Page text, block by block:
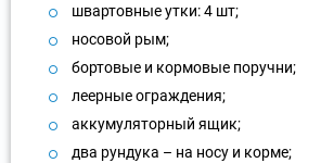
швартовные утки: 4 шт;
носовой рым;
бортовые и кормовые поручни;
леерные ограждения;
аккумуляторный ящик;
два рундука – на носу и корме;